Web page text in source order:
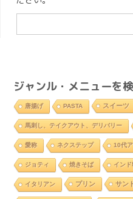
ジャンル・メニューを
唐揚げ PASTA スイーツ
馬刺し、テイクアウト、デリバリー
愛称 ネクステップ 10代
ジョティ 焼きそば イン
イタリアン プリン サン